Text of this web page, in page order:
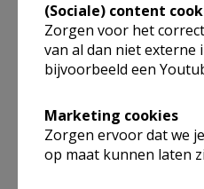
iemand aanwezig zal zijn
Deze plek is er voor jou.
die even wil genieten van
warme aandacht en trouwe
we er een plek van waar
groeien:Pastorie
(Sociale) content
Zorgen voor het
van al dan niet externe
bijvoorbeeld een
Marketing cookies
Zorgen ervoor dat we
op maat kunnen laten